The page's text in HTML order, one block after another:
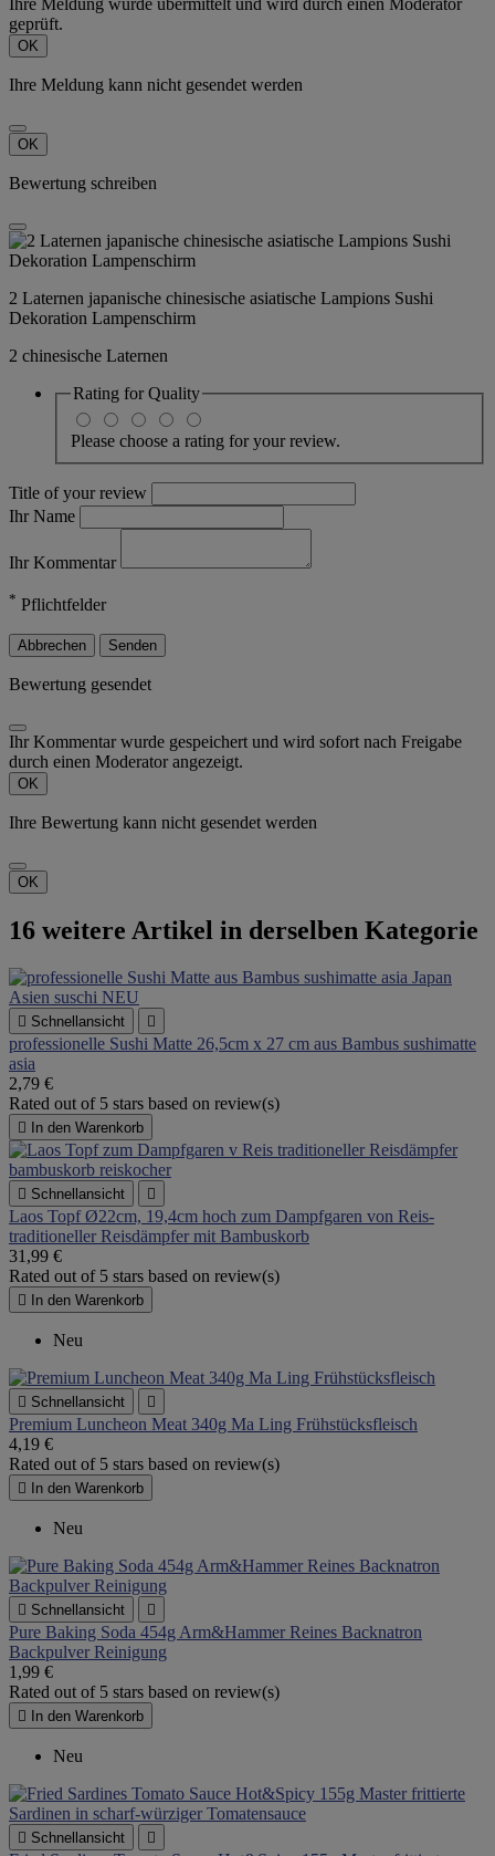
geprüft.
OK
Ihre Meldung kann nicht gesendet werden
OK
Bewertung schreiben
2 Laternen japanische chinesische asiatische Lampions Sushi
Dekoration Lampenschirm
2 chinesische Laternen
Rating forQuality
Please choose a rating for your review.
Title of your review
Ihr Name
Ihr Kommentar
* Pflichtfelder
Abbrechen Senden
Bewertung gesendet
Ihr Kommentar wurde gespeichert und wird sofort nach Freigabe
durch einen Moderator angezeigt.
OK
Ihre Bewertung kann nicht gesendet werden
OK
16 weitere Artikel in derselben Kategorie
 Schnellansicht 
pro­fes­si­o­nelle Sushi Matte 26,5cm x 27 cm aus Bambus sushimatte
asia
2,79 €
Rated out of 5 stars based on review(s)
 In den Warenkorb
 Schnellansicht 
Laos Topf Ø22cm, 19,4cm hoch zum Dampfgaren von Reis-
traditioneller Reisdämpfer mit Bambuskorb
31,99 €
Rated out of 5 stars based on review(s)
 In den Warenkorb
Neu
 Schnellansicht 
Premium Luncheon Meat 340g Ma Ling Frühstücksfleisch
4,19 €
Rated out of 5 stars based on review(s)
 In den Warenkorb
Neu
 Schnellansicht 
Pure Baking Soda 454g Arm&Hammer Reines Backnatron
Backpulver Reinigung
1,99 €
Rated out of 5 stars based on review(s)
 In den Warenkorb
Neu
 Schnellansicht 